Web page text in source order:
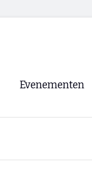
Evenementen
WK Ligfietsen